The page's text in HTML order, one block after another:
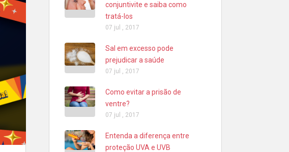
conjuntivite e saiba como
tratá-los
07 jul , 2017
Sal em excesso pode
prejudicar a saúde
07 jul , 2017
Como evitar a prisão de
ventre?
07 jul , 2017
Entenda a diferença entre
proteção UVA e UVB